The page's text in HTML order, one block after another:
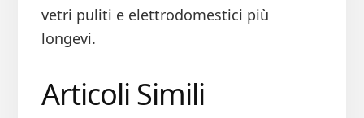
vetri puliti e elettrodomestici più
longevi.
Articoli Simili